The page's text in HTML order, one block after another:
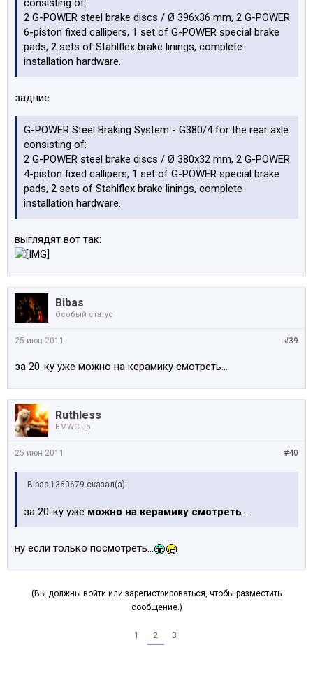
consisting of:
2 G-POWER steel brake discs / Ø 396x36 mm, 2 G-POWER
6-piston fixed callipers, 1 set of G-POWER special brake
pads, 2 sets of Stahlflex brake linings, complete
installation hardware.
задние
G-POWER Steel Braking System - G380/4 for the rear axle
consisting of:
2 G-POWER steel brake discs / Ø 380x32 mm, 2 G-POWER
4-piston fixed callipers, 1 set of G-POWER special brake
pads, 2 sets of Stahlflex brake linings, complete
installation hardware.
выглядят вот так:
Bibas
Особый статус
#39
25 июн 2011
за 20-ку уже можно на керамику смотреть...
Ruthless
BMWClub
#40
25 июн 2011
Bibas;1360679 сказал(а):
за 20-ку уже можно на керамику смотреть...
ну если только посмотреть...
(Вы должны войти или зарегистрироваться, чтобы разместить
сообщение.)
1 2 3